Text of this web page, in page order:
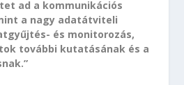
ad a kommunikációs
a nagy adatátviteli
és monitorozás,
további kutatásának és a